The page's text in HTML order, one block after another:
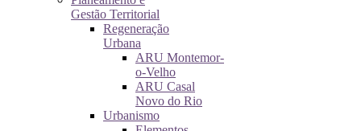
Gestão Territorial
Regeneração
Urbana
ARU Montemor-
o-Velho
ARU Casal
Novo do Rio
Urbanismo